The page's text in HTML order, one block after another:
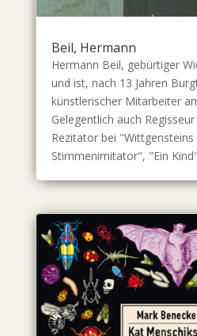
Beil, Hermann
Hermann Beil, gebürtiger
und ist, nach 13 Jahren
künstlerischer Mitarbeiter
Gelegentlich auch
Rezitator bei
Stimmenimitator", "Ein